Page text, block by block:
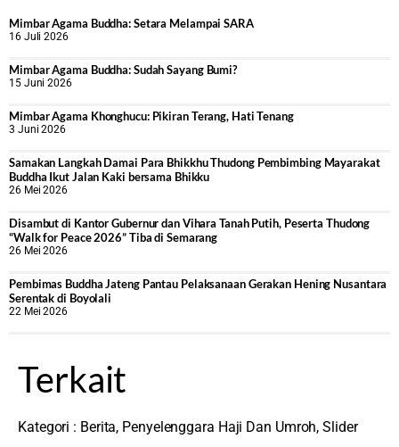
Mimbar Agama Buddha: Setara Melampai SARA
16 Juli 2026
Mimbar Agama Buddha: Sudah Sayang Bumi?
15 Juni 2026
Mimbar Agama Khonghucu: Pikiran Terang, Hati Tenang
3 Juni 2026
Samakan Langkah Damai Para Bhikkhu Thudong Pembimbing Mayarakat
Buddha Ikut Jalan Kaki bersama Bhikku
26 Mei 2026
Disambut di Kantor Gubernur dan Vihara Tanah Putih, Peserta Thudong
“Walk for Peace 2026” Tiba di Semarang
26 Mei 2026
‎Pembimas Buddha Jateng Pantau Pelaksanaan Gerakan Hening Nusantara
Serentak di Boyolali
22 Mei 2026
Terkait
Kategori : Berita, Penyelenggara Haji Dan Umroh,Slider